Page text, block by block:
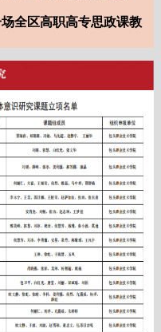
全区高职高专思政课教